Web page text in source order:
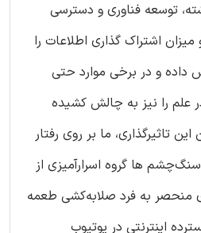
توسعه فناوری و دسترسی
اشتراک گذاری اطلاعات را
داده و در برخی موارد حتی
را نیز به چالش کشیده
تاثیرگذاری، ما بر روی رفتار
ها گروه اسرارآمیزی از
منحصر به فرد صلابه‌کشی طعمه
اینترنتی در یوتیوب